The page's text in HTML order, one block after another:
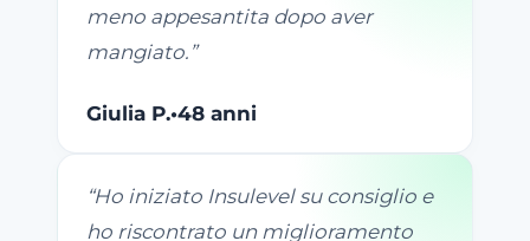
meno appesantita dopo aver
mangiato. ”
Giulia P.•48 anni
“Ho iniziato Insulevel su consiglio e
ho riscontrato un miglioramento